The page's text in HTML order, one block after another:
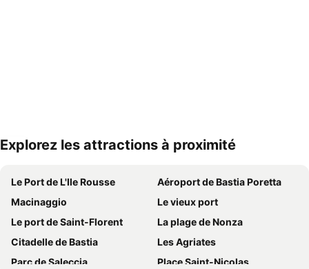
Explorez les attractions à proximité
Le Port de L'Ile Rousse
Aéroport de Bastia Poretta
Macinaggio
Le vieux port
Le port de Saint-Florent
La plage de Nonza
Citadelle de Bastia
Les Agriates
Parc de Saleccia
Place Saint-Nicolas